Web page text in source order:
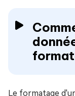
Le formatage